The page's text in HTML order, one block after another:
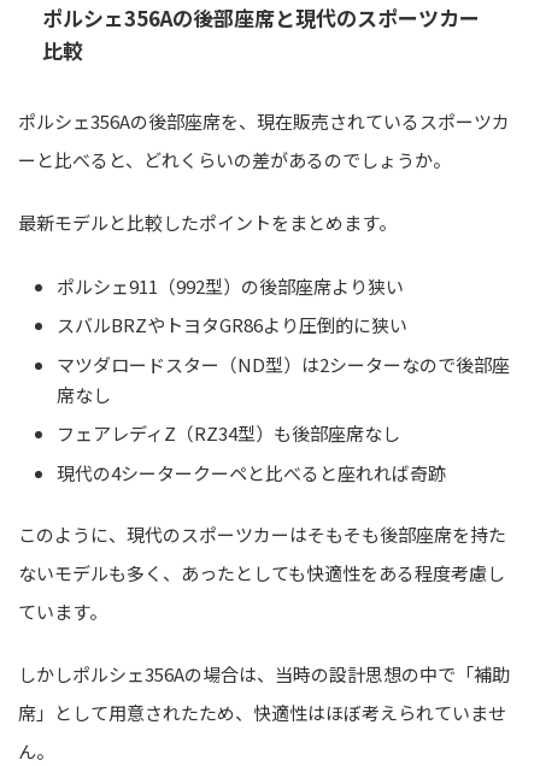
ポルシェ356Aの後部座席と現代のスポーツカー
比較
ポルシェ356Aの後部座席を、現在販売されているスポーツカ
ーと比べると、どれくらいの差があるのでしょうか。
最新モデルと比較したポイントをまとめます。
ポルシェ911（992型）の後部座席より狭い
スバルBRZやトヨタGR86より圧倒的に狭い
マツダロードスター（ND型）は2シーターなので後部座
席なし
フェアレディZ（RZ34型）も後部座席なし
現代の4シータークーペと比べると座れれば奇跡
このように、現代のスポーツカーはそもそも後部座席を持た
ないモデルも多く、あったとしても快適性をある程度考慮し
ています。
しかしポルシェ356Aの場合は、当時の設計思想の中で「補助
席」として用意されたため、快適性はほぼ考えられていませ
ん。